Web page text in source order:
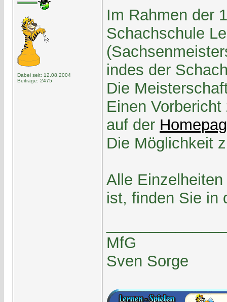
Dabei seit: 12.08.2004
Beiträge: 2475
Im Rahmen der
Schachschule
indes der
Die
Einen
auf der
Die Möglichkeit
Alle
ist, finden Sie in
MfG
Sven Sorge